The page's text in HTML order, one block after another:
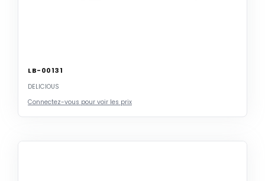
LB-00131
DELICIOUS
Connectez-vous pour voir les prix